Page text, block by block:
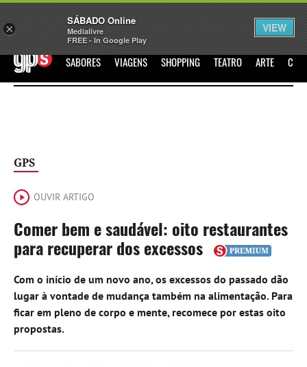
Sábado Assine Iniciar Sessão
GPS SABORES VIAGENS SHOPPING TEATRO ARTE
GPS
OUVIR ARTIGO
Comer bem e saudável: oito restaurantes
para recuperar dos excessos
Com o início de um novo ano, os excessos do passado dão
lugar à vontade de mudança também na alimentação. Para
ficar em pleno de corpo e mente, recomece por estas oito
propostas.
×
SÁBADO Online
Medialivre
FREE - In Google Play
VIEW